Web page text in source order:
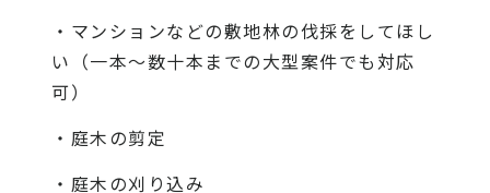
・マンションなどの敷地林の伐採をしてほし
い（一本〜数十本までの大型案件でも対応
可）
・庭木の剪定
・庭木の刈り込み